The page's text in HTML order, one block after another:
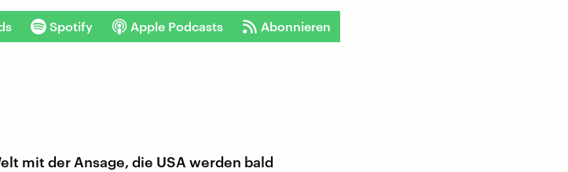
Spotify Apple Podcasts Abonnieren
mit der Ansage, die USA werden bald